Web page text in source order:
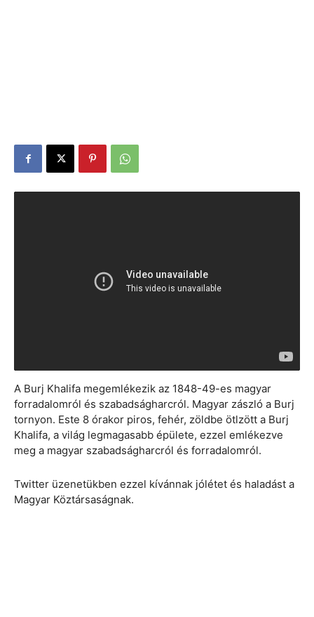
A Burj Khalifa megemlékezik az 1848-49-es magyar
forradalomról és szabadságharcról. Magyar zászló a Burj
tornyon. Este 8 órakor piros, fehér, zöldbe ötlzött a Burj
Khalifa, a világ legmagasabb épülete, ezzel emlékezve
meg a magyar szabadságharcról és forradalomról.
Twitter üzenetükben ezzel kívánnak jólétet és haladást a
Magyar Köztársaságnak.